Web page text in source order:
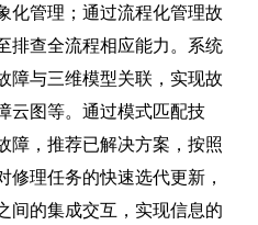
化管理；通过流程化管理故
排查全流程相应能力。系统
障与三维模型关联，实现故
云图等。通过模式匹配技
障，推荐已解决方案，按照
理任务的快速选代更新，
间的集成交互，实现信息的